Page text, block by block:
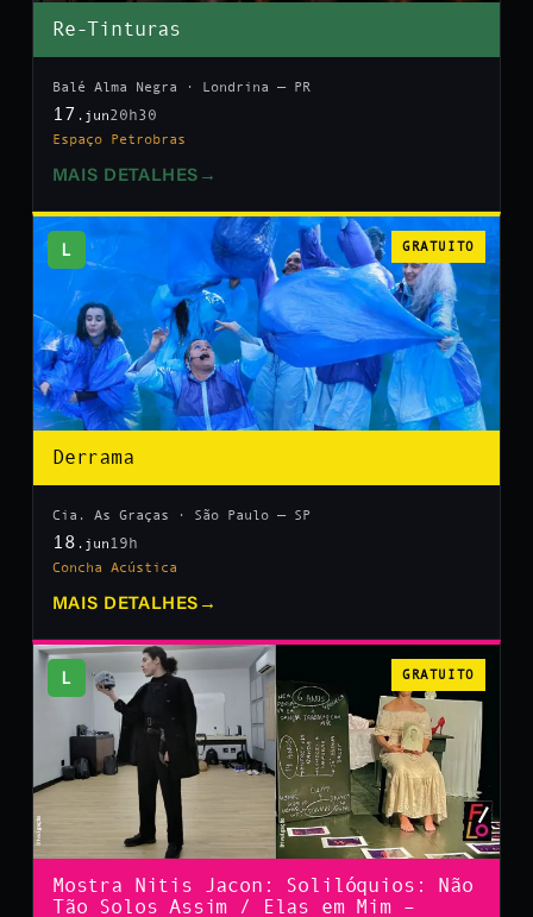
Re-Tinturas
Balé Alma Negra · Londrina — PR
17 .jun20h30
Espaço Petrobras
MAIS DETALHES →
L GRATUITO
Derrama
Cia. As Graças · São Paulo — SP
18 .jun 19h
Concha Acústica
MAIS DETALHES →
L GRATUITO
Mostra Nitis Jacon: Solilóquios: Não
Tão Solos Assim / Elas em Mim –